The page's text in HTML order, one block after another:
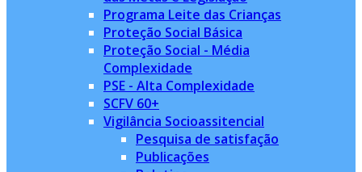
Programa Leite das Crianças
Proteção Social Básica
Proteção Social - Média
Complexidade
PSE - Alta Complexidade
SCFV 60+
Vigilância Socioassitencial
Pesquisa de satisfação
Publicações